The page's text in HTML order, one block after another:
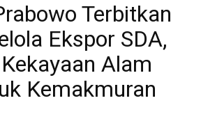
Terbitkan
Ekspor SDA,
Alam
Kemakmuran